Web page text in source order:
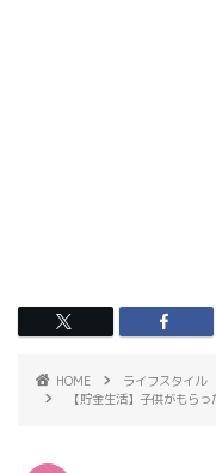
HOME
ライフスタイル
【貯金生活】子供がもら